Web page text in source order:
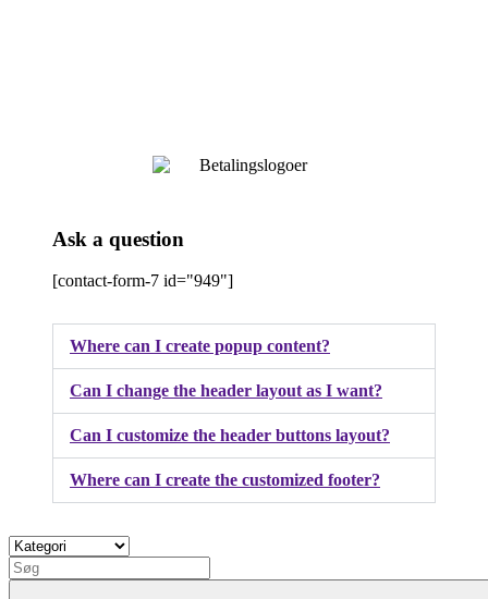
Ask a question
[contact-form-7 id="949"]
Where can I create popup content?
Can I change the header layout as I want?
Can I customize the header buttons layout?
Where can I create the customized footer?